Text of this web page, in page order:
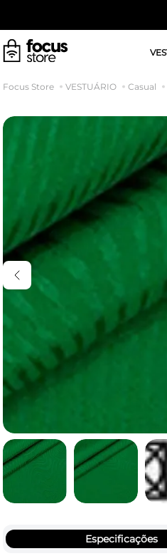
VESTUÁRIO Casual
Especificações